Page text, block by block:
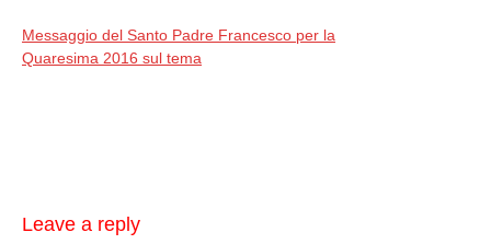
Messaggio del Santo Padre Francesco per la
Quaresima 2016 sul tema
Leave a reply